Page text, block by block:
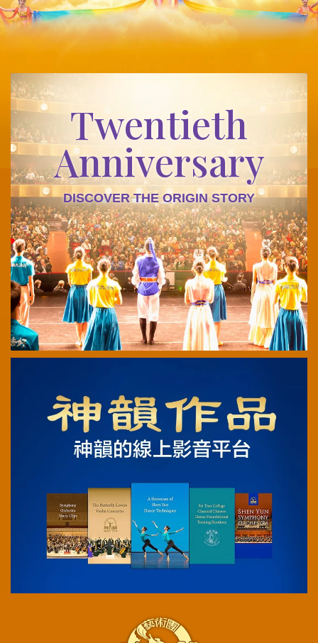
Twentieth
Anniversary
DISCOVER THE ORIGIN STORY